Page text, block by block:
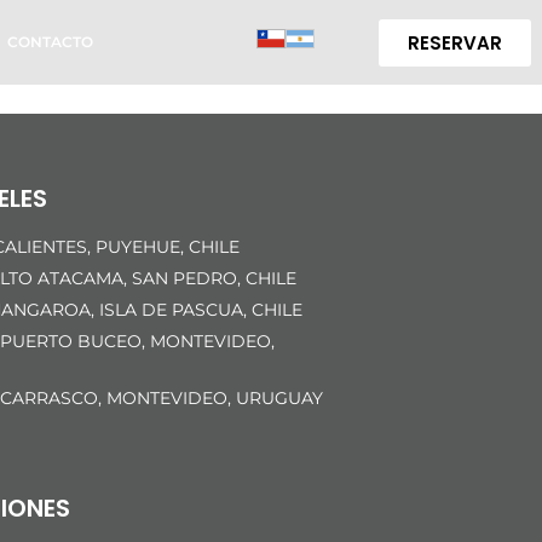
CONTACTO RESERVAR
PUYEHUE, CHILE
ATACAMA, SAN PEDRO, CHILE
ISLA DE PASCUA, CHILE
BUCEO, MONTEVIDEO,
MONTEVIDEO, URUGUAY